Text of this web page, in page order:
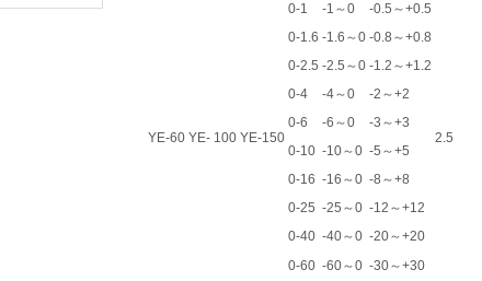
YE-60 YE- 100 YE-150
0-1 -1～0 -0.5～+0.5
2.5
0-1.6 -1.6～0 -0.8～+0.8
0-2.5 -2.5～0 -1.2～+1.2
0-4
-4～0
-2～+2
0-6
-6～0
-3～+3
0-10 -10～0 -5～+5
0-16 -16～0 -8～+8
0-25 -25～0 -12～+12
0-40 -40～0 -20～+20
0-60 -60～0 -30～+30